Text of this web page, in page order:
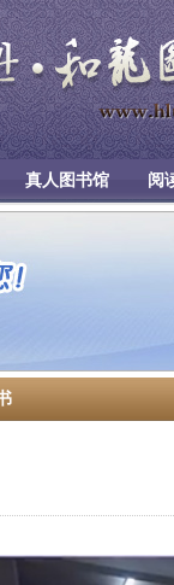
真人图书馆 阅